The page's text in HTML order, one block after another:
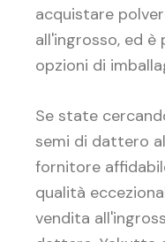
acquistare
all'ingrosso, ed
opzioni di
Se state
semi di dattero
fornitore
qualità
vendita